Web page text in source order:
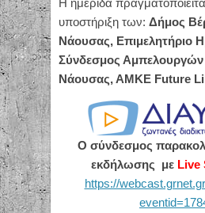
υποστήριξη των: Δήμος
Νάουσας, Επιμελητήριο
Σύνδεσμος Αμπελουργών
Νάουσας, ΑΜΚΕ Future
Ο σύνδεσμος
εκδήλωσης με Live
https://